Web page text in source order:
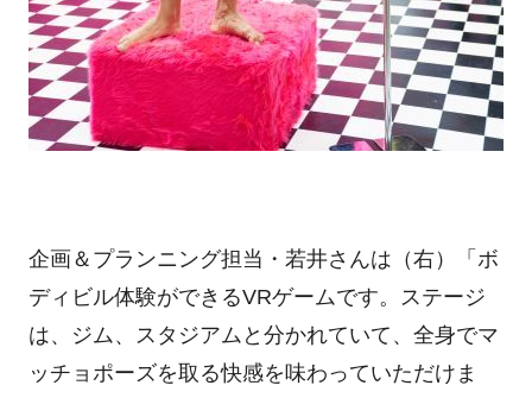
企画＆プランニング担当・若井さんは（右）「ボ
ディビル体験ができるVRゲームです。ステージ
は、ジム、スタジアムと分かれていて、全身でマ
ッチョポーズを取る快感を味わっていただけま